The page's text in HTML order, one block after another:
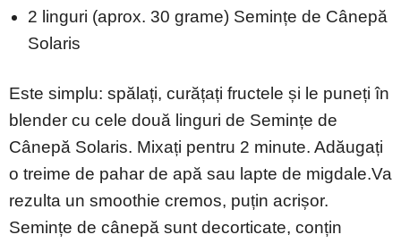
2 linguri (aprox. 30 grame) Semințe de Cânepă
Solaris
Este simplu: spălați, curățați fructele și le puneți în
blender cu cele două linguri de Semințe de
Cânepă Solaris. Mixați pentru 2 minute. Adăugați
o treime de pahar de apă sau lapte de migdale.Va
rezulta un smoothie cremos, puțin acrișor.
Semințe de cânepă sunt decorticate, conțin